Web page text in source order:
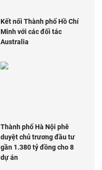
Kết nối Thành phố Hồ Chí
Minh với các đối tác
Australia
Thành phố Hà Nội phê
duyệt chủ trương đầu tư
gần 1.380 tỷ đồng cho 8
dự án